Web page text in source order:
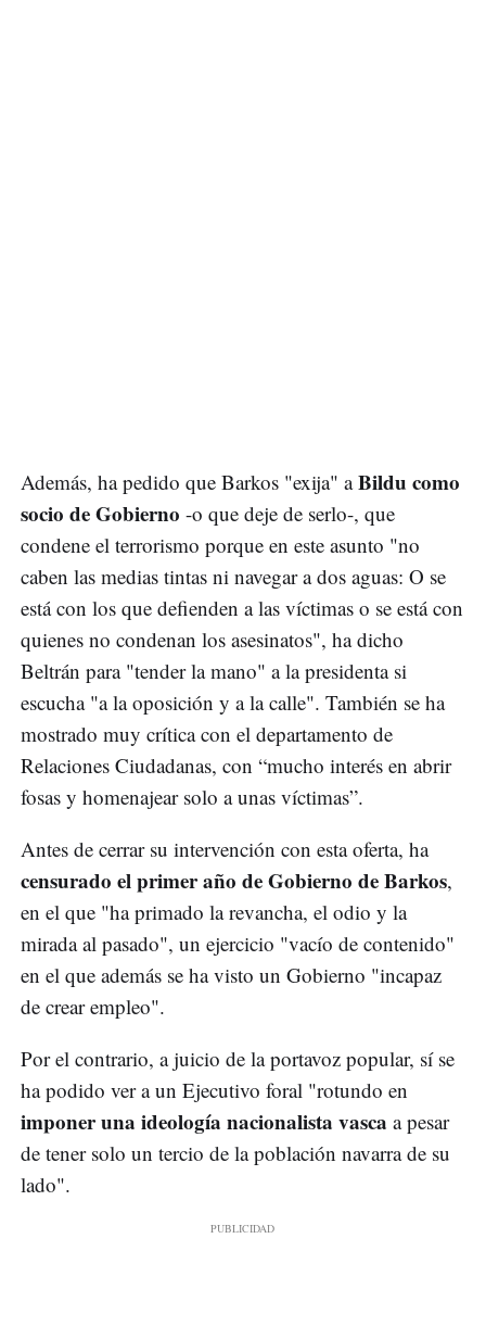
Además, ha pedido que Barkos "exija" aBildu como
socio de Gobierno -o que deje de serlo-, que
condene el terrorismo porque en este asunto "no
caben las medias tintas ni navegar a dos aguas: O se
está con los que defienden a las víctimas o se está con
quienes no condenan los asesinatos", ha dicho
Beltrán para "tender la mano" a la presidenta si
escucha "a la oposición y a la calle". También se ha
mostrado muy crítica con el departamento de
Relaciones Ciudadanas, con “mucho interés en abrir
fosas y homenajear solo a unas víctimas”.
Antes de cerrar su intervención con esta oferta, ha
censurado el primer año de Gobierno de Barkos,
en el que "ha primado la revancha, el odio y la
mirada al pasado", un ejercicio "vacío de contenido"
en el que además se ha visto un Gobierno "incapaz
de crear empleo".
Por el contrario, a juicio de la portavoz popular, sí se
ha podido ver a un Ejecutivo foral "rotundo en
imponer una ideología nacionalista vasca a pesar
de tener solo un tercio de la población navarra de su
lado".